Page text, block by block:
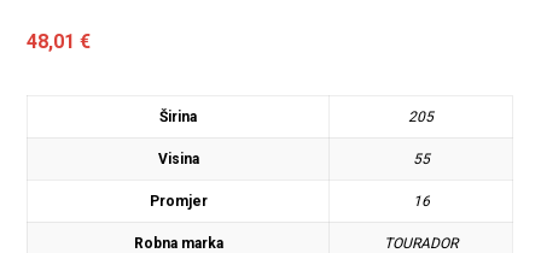
48,01€
Širina 205
Visina 55
Promjer 16
Robna marka TOURADOR